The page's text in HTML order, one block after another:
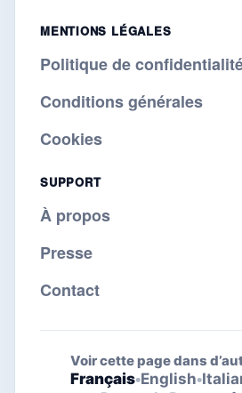
MENTIONS LÉGALES
Politique de
Conditions générales
Cookies
SUPPORT
À propos
Presse
Contact
Voir cette page dans
Français•English•